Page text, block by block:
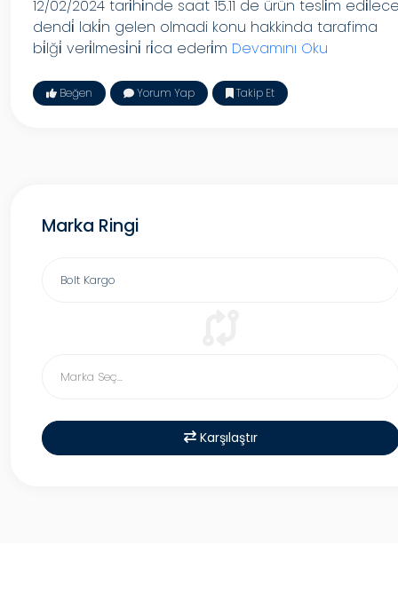
12/02/2024 tari̇hi̇nde saat 15.11 de ürün tesli̇m
dendi̇ laki̇n gelen olmadi konu hakkinda tarafima
bi̇lği̇ veri̇lmesi̇ni̇ ri̇ca ederi̇m Devamını Oku
Beğen Yorum Yap Takip Et
Marka Ringi
Karşılaştır